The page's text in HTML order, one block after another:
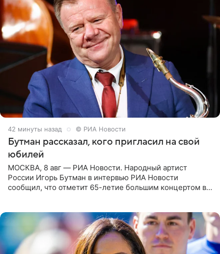
42 минуты назад © РИА Новости
Бутман рассказал, кого пригласил на свой
юбилей
МОСКВА, 8 авг — РИА Новости. Народный артист
России Игорь Бутман в интервью РИА Новости
сообщил, что отметит 65-летие большим концертом в